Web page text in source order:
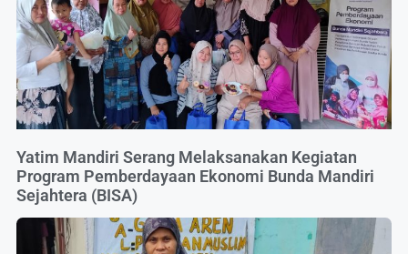
Yatim Mandiri Serang Melaksanakan Kegiatan
Program Pemberdayaan Ekonomi Bunda Mandiri
Sejahtera (BISA)